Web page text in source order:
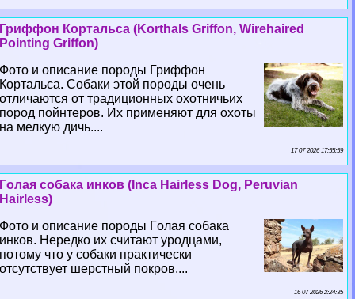
Гриффон Кортальса (Korthals Griffon, Wirehaired
Pointing Griffon)
Фото и описание породы Гриффон
Кортальса. Собаки этой породы очень
отличаются от традиционных охотничьих
пород пойнтеров. Их применяют для охоты
на мелкую дичь....
17 07 2026 17:55:59
Гoлая собака инков (Inca Hairless Dog, Peruvian
Hairless)
Фото и описание породы Гoлая собака
инков. Нередко их считают уpoдцами,
потому что у собаки пpaктически
отсутствует шерстный покров....
16 07 2026 2:24:35